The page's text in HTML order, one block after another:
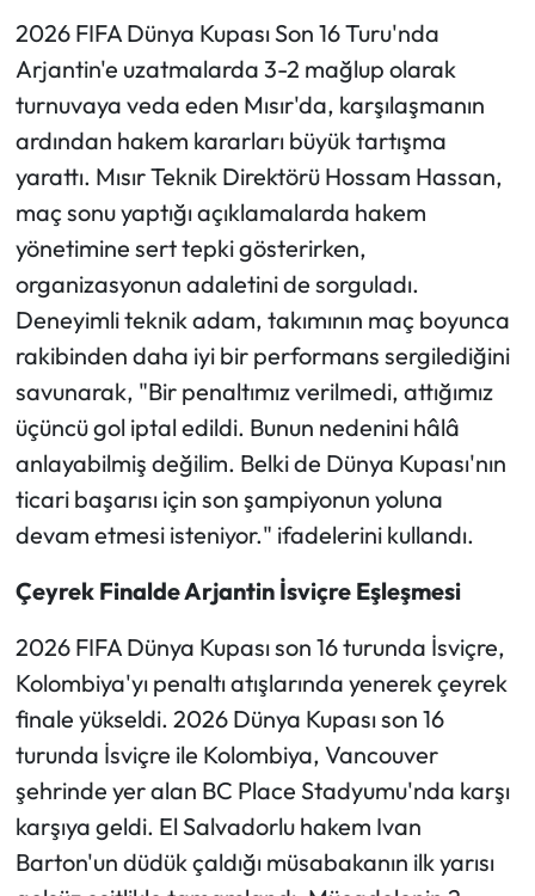
2026 FIFA Dünya Kupası Son 16 Turu'nda
Arjantin'e uzatmalarda 3-2 mağlup olarak
turnuvaya veda eden Mısır'da, karşılaşmanın
ardından hakem kararları büyük tartışma
yarattı. Mısır Teknik Direktörü Hossam Hassan,
maç sonu yaptığı açıklamalarda hakem
yönetimine sert tepki gösterirken,
organizasyonun adaletini de sorguladı.
Deneyimli teknik adam, takımının maç boyunca
rakibinden daha iyi bir performans sergilediğini
savunarak, "Bir penaltımız verilmedi, attığımız
üçüncü gol iptal edildi. Bunun nedenini hâlâ
anlayabilmiş değilim. Belki de Dünya Kupası'nın
ticari başarısı için son şampiyonun yoluna
devam etmesi isteniyor." ifadelerini kullandı.
Çeyrek Finalde Arjantin İsviçre Eşleşmesi
2026 FIFA Dünya Kupası son 16 turunda İsviçre,
Kolombiya'yı penaltı atışlarında yenerek çeyrek
finale yükseldi. 2026 Dünya Kupası son 16
turunda İsviçre ile Kolombiya, Vancouver
şehrinde yer alan BC Place Stadyumu'nda karşı
karşıya geldi. El Salvadorlu hakem Ivan
Barton'un düdük çaldığı müsabakanın ilk yarısı